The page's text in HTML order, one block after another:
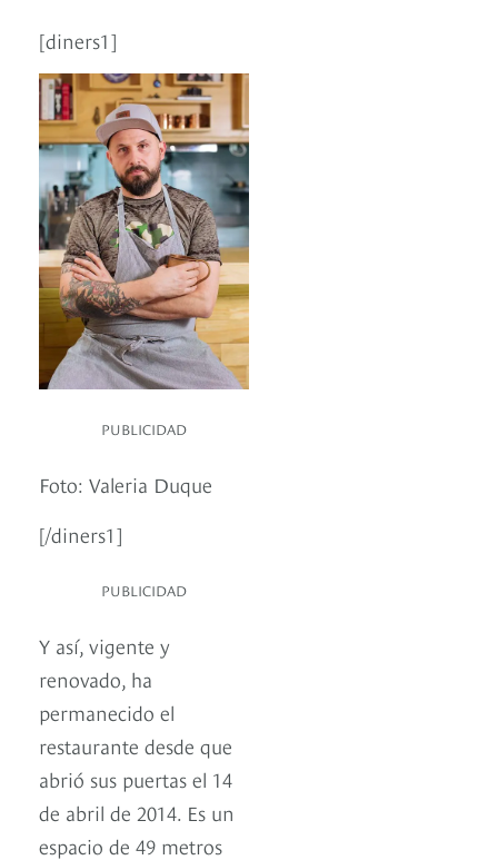
[diners1]
PUBLICIDAD
Foto: Valeria Duque
[/diners1]
PUBLICIDAD
Y así, vigente y
renovado, ha
permanecido el
restaurante desde que
abrió sus puertas el 14
de abril de 2014. Es un
espacio de 49 metros